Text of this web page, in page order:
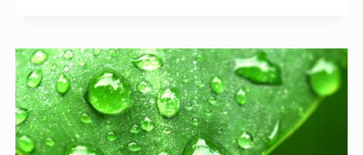
DE
AR
POR
ABSORÇÃO?